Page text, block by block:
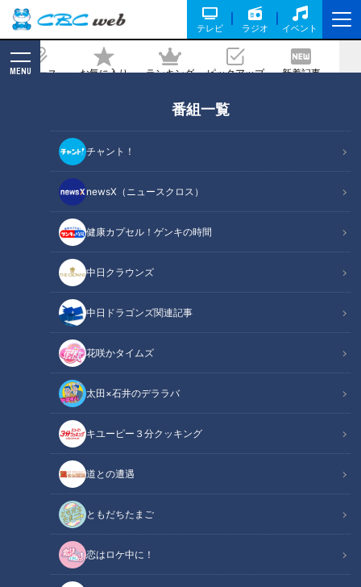
テレビ ラジオ イベント
ニュース お気に入り ランキング ピックアップ 新着記事
MENU
番組一覧
チャント！
newsX（ニュースクロス）
健康カプセル！ゲンキの時間
中日クラウンズ
中日ドラゴンズ関連記事
花咲かタイムズ
太田×石井のデララバ
キユーピー３分クッキング
道との遭遇
ともだちたまご
恋はロケ中に！
る」！？オナラが臭くなってしまう原因
や溜めないようにする方法を徹底調査
記事に戻る
CBCテレビ：画像『チャント！』
この記事の画像（全6枚）